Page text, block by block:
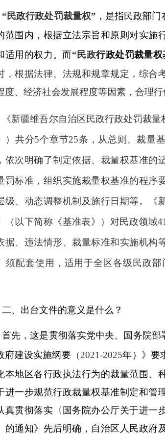
“民政行政处罚裁量权” ，是指民政部
范围内，根据立法宗旨和原则对实施
适用的权力。而“民政行政处罚裁量权
，根据法律、法规和规章规定，综合
度、经济社会发展程度等因素，合理行
《新疆维吾尔自治区民政行政处罚裁
）共分5个章节25条，从总则、裁量
依次明确了制定依据、裁量权基准的
罚标准，组织实施裁量权基准的程序
级、动态调整机制及施行日期等。《
（以下简称《基准表》）对民政领域41
据、违法情形、裁量标准和实施机构
须配套使用， 适用于全区各级民政部
二、出台文件的意义是什么？
首先，这是贯彻落实党中央、国务院
府建设实施纲要（2021-2025年）》要
本地区各行政执法行为的裁量范围、
进一步规范行政裁量权基准制定和管
真贯彻落实〈国务院办公厅关于进一
的通知》 先后明确 ， 自治区人民政府